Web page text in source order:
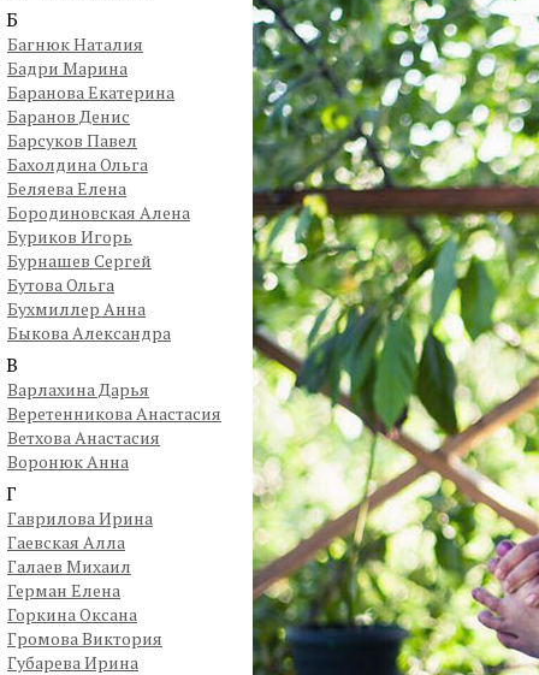
Б
Багнюк Наталия
Бадри Марина
Баранова Екатерина
Баранов Денис
Барсуков Павел
Бахолдина Ольга
Беляева Елена
Бородиновская Алена
Буриков Игорь
Бурнашев Сергей
Бутова Ольга
Бухмиллер Анна
Быкова Александра
В
Варлахина Дарья
Веретенникова Анастасия
Ветхова Анастасия
Воронюк Анна
Г
Гаврилова Ирина
Гаевская Алла
Галаев Михаил
Герман Елена
Горкина Оксана
Громова Виктория
Губарева Ирина